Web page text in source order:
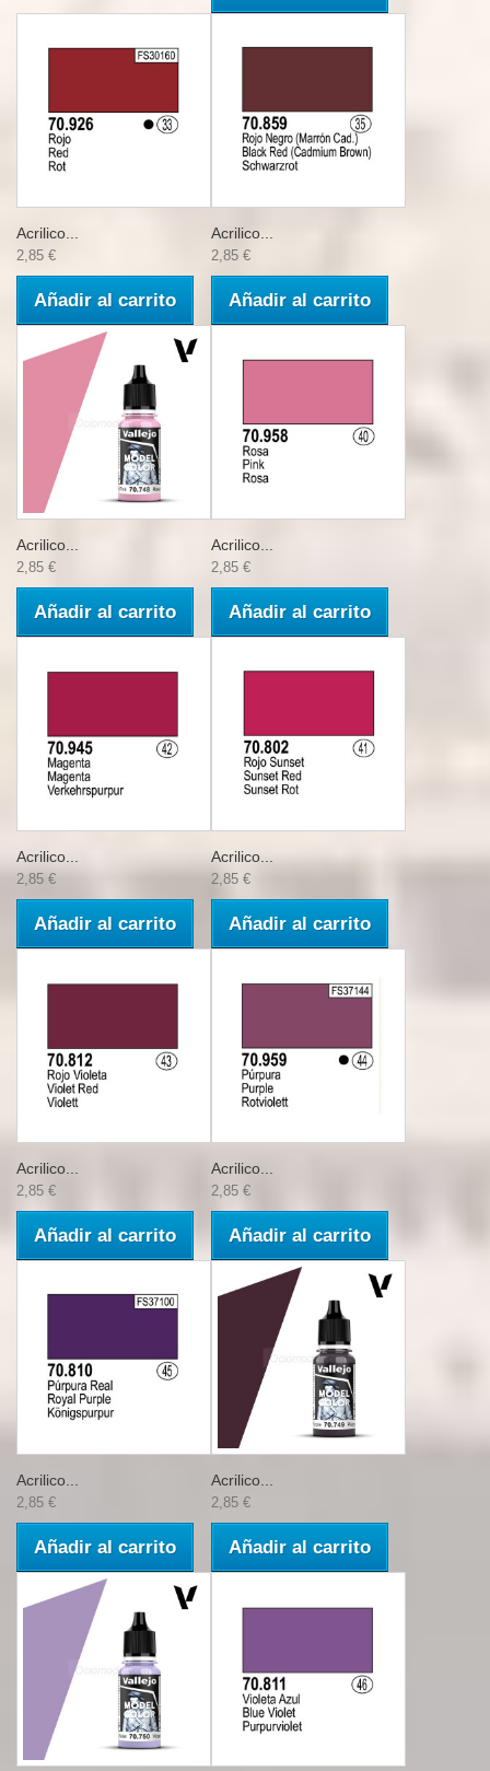
Acrilico...
2,85 €
Añadir al carrito
Acrilico...
2,85 €
Añadir al carrito
Acrilico...
2,85 €
Añadir al carrito
Acrilico...
2,85 €
Añadir al carrito
Acrilico...
2,85 €
Añadir al carrito
Acrilico...
2,85 €
Añadir al carrito
Acrilico...
2,85 €
Añadir al carrito
Acrilico...
2,85 €
Añadir al carrito
Acrilico...
2,85 €
Añadir al carrito
Acrilico...
2,85 €
Añadir al carrito